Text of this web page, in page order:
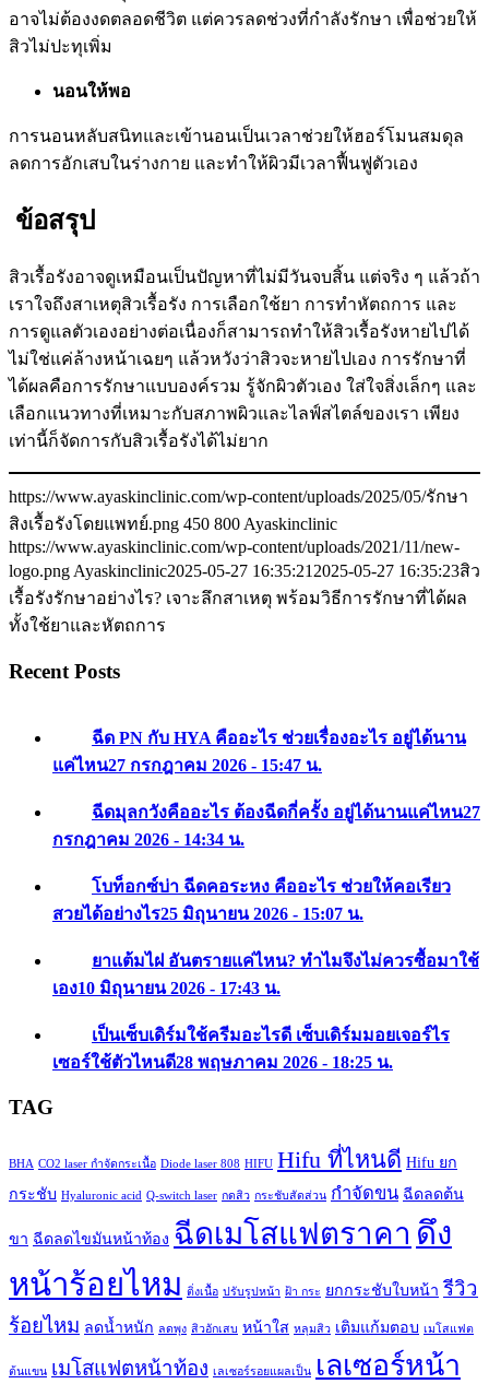
อาจไม่ต้องงดตลอดชีวิต แต่ควรลดช่วงที่กำลังรักษา เพื่อช่วยให้
สิวไม่ปะทุเพิ่ม
นอนให้พอ
การนอนหลับสนิทและเข้านอนเป็นเวลาช่วยให้ฮอร์โมนสมดุล
ลดการอักเสบในร่างกาย และทำให้ผิวมีเวลาฟื้นฟูตัวเอง
ข้อสรุป
สิวเรื้อรังอาจดูเหมือนเป็นปัญหาที่ไม่มีวันจบสิ้น แต่จริง ๆ แล้วถ้า
เราใจถึงสาเหตุสิวเรื้อรัง การเลือกใช้ยา การทำหัตถการ และ
การดูแลตัวเองอย่างต่อเนื่องก็สามารถทำให้สิวเรื้อรังหายไปได้
ไม่ใช่แค่ล้างหน้าเฉยๆ แล้วหวังว่าสิวจะหายไปเอง การรักษาที่
ได้ผลคือการรักษาแบบองค์รวม รู้จักผิวตัวเอง ใส่ใจสิ่งเล็กๆ และ
เลือกแนวทางที่เหมาะกับสภาพผิวและไลฟ์สไตล์ของเรา เพียง
เท่านี้ก็จัดการกับสิวเรื้อรังได้ไม่ยาก
https://www.ayaskinclinic.com/wp-content/uploads/2025/05/รักษา
สิงเรื้อรังโดยแพทย์.png 450 800 Ayaskinclinic
https://www.ayaskinclinic.com/wp-content/uploads/2021/11/new-
logo.png Ayaskinclinic2025-05-27 16:35:21 2025-05-27 16:35:23สิว
เรื้อรังรักษาอย่างไร? เจาะลึกสาเหตุ พร้อมวิธีการรักษาที่ได้ผล
ทั้งใช้ยาและหัตถการ
Recent Posts
ฉีด PN กับ HYA คืออะไร ช่วยเรื่องอะไร อยู่ได้นาน
แค่ไหน27 กรกฎาคม 2026 - 15:47 น.
ฉีดมุลกวังคืออะไร ต้องฉีดกี่ครั้ง อยู่ได้นานแค่ไหน27
กรกฎาคม 2026 - 14:34 น.
โบท็อกซ์บ่า ฉีดคอระหง คืออะไร ช่วยให้คอเรียว
สวยได้อย่างไร25 มิถุนายน 2026 - 15:07 น.
ยาแต้มไฝ อันตรายแค่ไหน? ทำไมจึงไม่ควรซื้อมาใช้
เอง10 มิถุนายน 2026 - 17:43 น.
เป็นเซ็บเดิร์มใช้ครีมอะไรดี เซ็บเดิร์มมอยเจอร์ไร
เซอร์ใช้ตัวไหนดี28 พฤษภาคม 2026 - 18:25 น.
TAG
BHA CO2 laser กำจัดกระเนื้อ Diode laser 808 HIFU Hifu ที่ไหนดี Hifu ยก
กระชับ Hyaluronic acid Q-switch laser กดสิว กระชับสัดส่วน กำจัดขน ฉีดลดต้น
ขา ฉีดลดไขมันหน้าท้อง ฉีดเมโสแฟตราคา ดึง
หน้าร้อยไหม ติ่งเนื้อ ปรับรูปหน้า ฝ้า กระ ยกกระชับใบหน้า รีวิว
ร้อยไหม ลดน้ำหนัก ลดพุง สิวอักเสบ หน้าใส หลุมสิว เติมแก้มตอบ เมโสแฟต
ต้นแขน เมโสแฟตหน้าท้อง เลเซอร์รอยแผลเป็น เลเซอร์หน้า